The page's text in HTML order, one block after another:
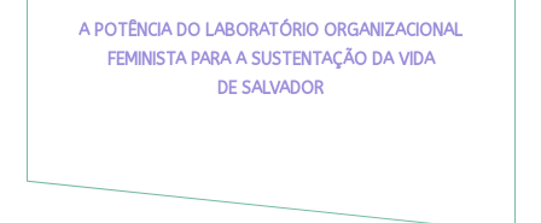
A POTÊNCIA DO LABORATÓRIO ORGANIZACIONAL
FEMINISTA PARA A SUSTENTAÇÃO DA VIDA
DE SALVADOR